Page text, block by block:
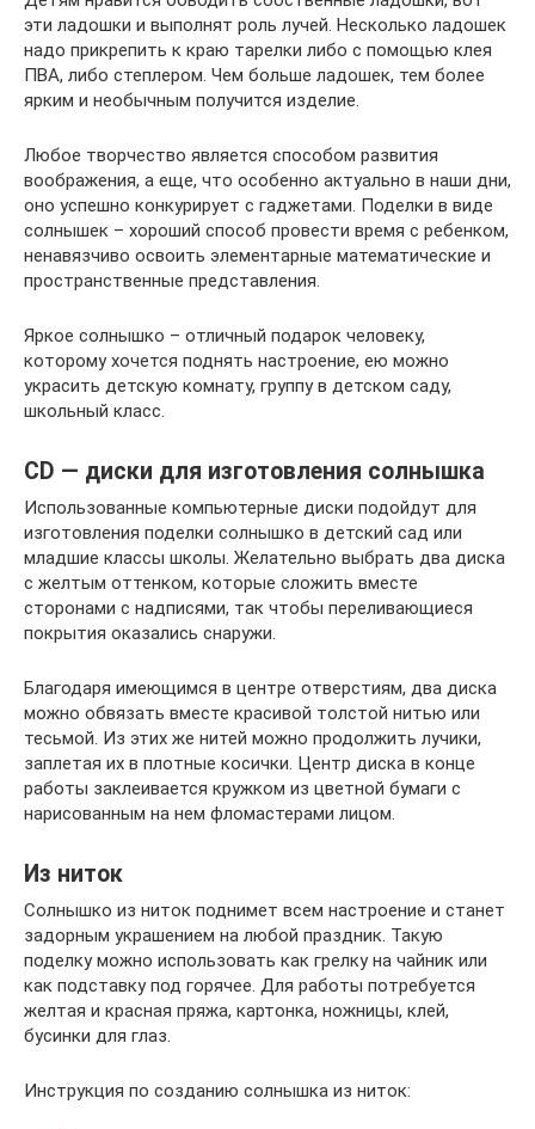
эти ладошки и выполнят роль лучей. Несколько ладошек
надо прикрепить к краю тарелки либо с помощью клея
ПВА, либо степлером. Чем больше ладошек, тем более
ярким и необычным получится изделие.
Любое творчество является способом развития
воображения, а еще, что особенно актуально в наши дни,
оно успешно конкурирует с гаджетами. Поделки в виде
солнышек – хороший способ провести время с ребенком,
ненавязчиво освоить элементарные математические и
пространственные представления.
Яркое солнышко – отличный подарок человеку,
которому хочется поднять настроение, ею можно
украсить детскую комнату, группу в детском саду,
школьный класс.
CD — диски для изготовления солнышка
Использованные компьютерные диски подойдут для
изготовления поделки солнышко в детский сад или
младшие классы школы. Желательно выбрать два диска
с желтым оттенком, которые сложить вместе
сторонами с надписями, так чтобы переливающиеся
покрытия оказались снаружи.
Благодаря имеющимся в центре отверстиям, два диска
можно обвязать вместе красивой толстой нитью или
тесьмой. Из этих же нитей можно продолжить лучики,
заплетая их в плотные косички. Центр диска в конце
работы заклеивается кружком из цветной бумаги с
нарисованным на нем фломастерами лицом.
Из ниток
Солнышко из ниток поднимет всем настроение и станет
задорным украшением на любой праздник. Такую
поделку можно использовать как грелку на чайник или
как подставку под горячее. Для работы потребуется
желтая и красная пряжа, картонка, ножницы, клей,
бусинки для глаз.
Инструкция по созданию солнышка из ниток: